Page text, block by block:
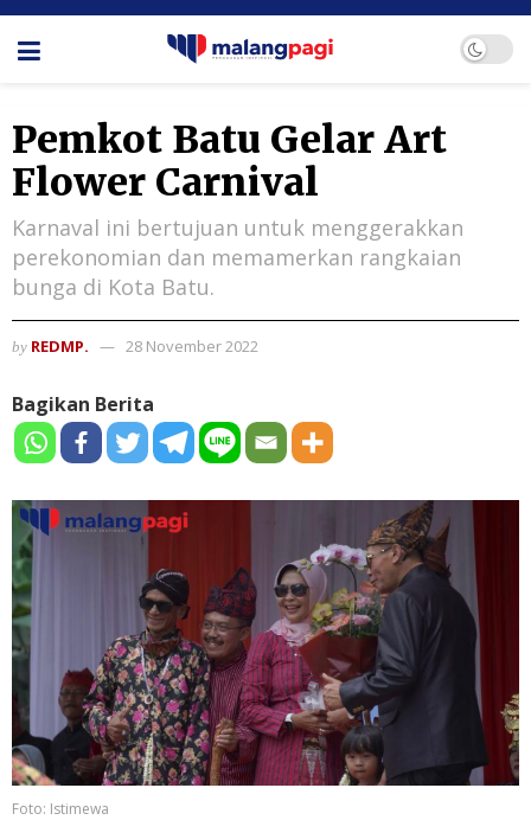
Pemkot Batu Gelar Art
Flower Carnival
Karnaval ini bertujuan untuk menggerakkan
perekonomian dan memamerkan rangkaian
bunga di Kota Batu.
by REDMP. 28 November 2022
Bagikan Berita
Foto: Istimewa